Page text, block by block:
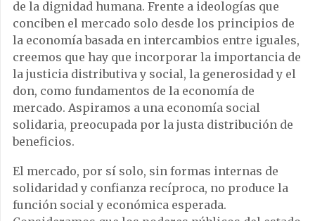
de la dignidad humana. Frente a ideologías que
conciben el mercado solo desde los principios de
la economía basada en intercambios entre iguales,
creemos que hay que incorporar la importancia de
la justicia distributiva y social, la generosidad y el
don, como fundamentos de la economía de
mercado. Aspiramos a una economía social
solidaria, preocupada por la justa distribución de
beneficios.
El mercado, por sí solo, sin formas internas de
solidaridad y confianza recíproca, no produce la
función social y económica esperada.